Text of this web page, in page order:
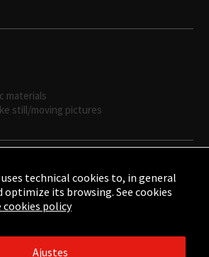
materials
still/moving pictures
technical cookies to, in general
its browsing. See cookies
cookies policy
Ajustes